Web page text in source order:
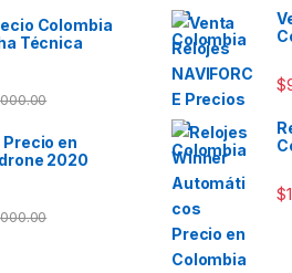
Colombia
Técnica
en
2020
$
$